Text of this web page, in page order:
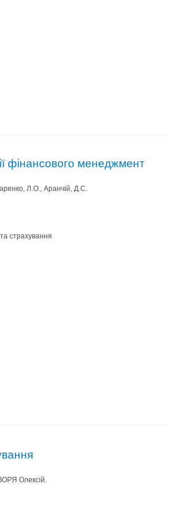
фінансового менеджмент
Л.О., Аранчій, Д.С.
страхування
Олексій.